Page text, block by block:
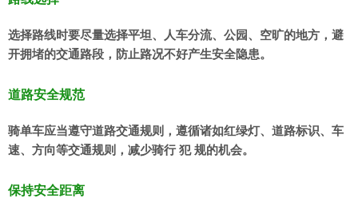
选择路线时要尽量选择平坦、人车分流、公园、空旷的地方，避
开拥堵的交通路段，防止路况不好产生安全隐患。
道路安全规范
骑单车应当遵守道路交通规则，遵循诸如红绿灯、道路标识、车
速、方向等交通规则，减少骑行 犯 规的机会。
保持安全距离